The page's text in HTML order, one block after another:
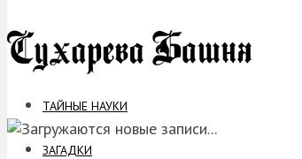
ТАЙНЫЕ НАУКИ
ЗАГАДКИ